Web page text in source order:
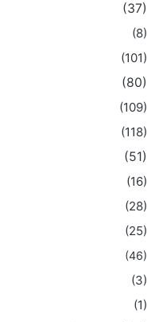
(37)
(8)
(101)
(80)
(109)
(118)
(51)
(16)
(28)
(25)
(46)
(3)
(1)